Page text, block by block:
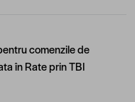
comenzile de
în Rate prin TBI